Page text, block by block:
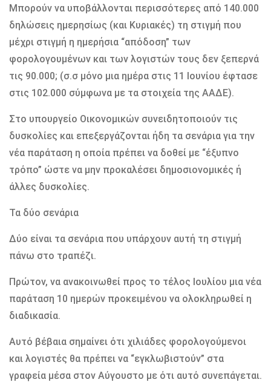
Μπορούν να υποβάλλονται περισσότερες από 140.000
δηλώσεις ημερησίως (και Κυριακές) τη στιγμή που
μέχρι στιγμή η ημερήσια “απόδοση” των
φορολογουμένων και των λογιστών τους δεν ξεπερνά
τις 90.000; (σ.σ μόνο μια ημέρα στις 11 Ιουνίου έφτασε
στις 102.000 σύμφωνα με τα στοιχεία της ΑΑΔΕ).
Στο υπουργείο Οικονομικών συνειδητοποιούν τις
δυσκολίες και επεξεργάζονται ήδη τα σενάρια για την
νέα παράταση η οποία πρέπει να δοθεί με “έξυπνο
τρόπο” ώστε να μην προκαλέσει δημοσιονομικές ή
άλλες δυσκολίες.
Τα δύο σενάρια
Δύο είναι τα σενάρια που υπάρχουν αυτή τη στιγμή
πάνω στο τραπέζι.
Πρώτον, να ανακοινωθεί προς το τέλος Ιουλίου μια νέα
παράταση 10 ημερών προκειμένου να ολοκληρωθεί η
διαδικασία.
Αυτό βέβαια σημαίνει ότι χιλιάδες φορολογούμενοι
και λογιστές θα πρέπει να “εγκλωβιστούν” στα
γραφεία μέσα στον Αύγουστο με ότι αυτό συνεπάγεται.